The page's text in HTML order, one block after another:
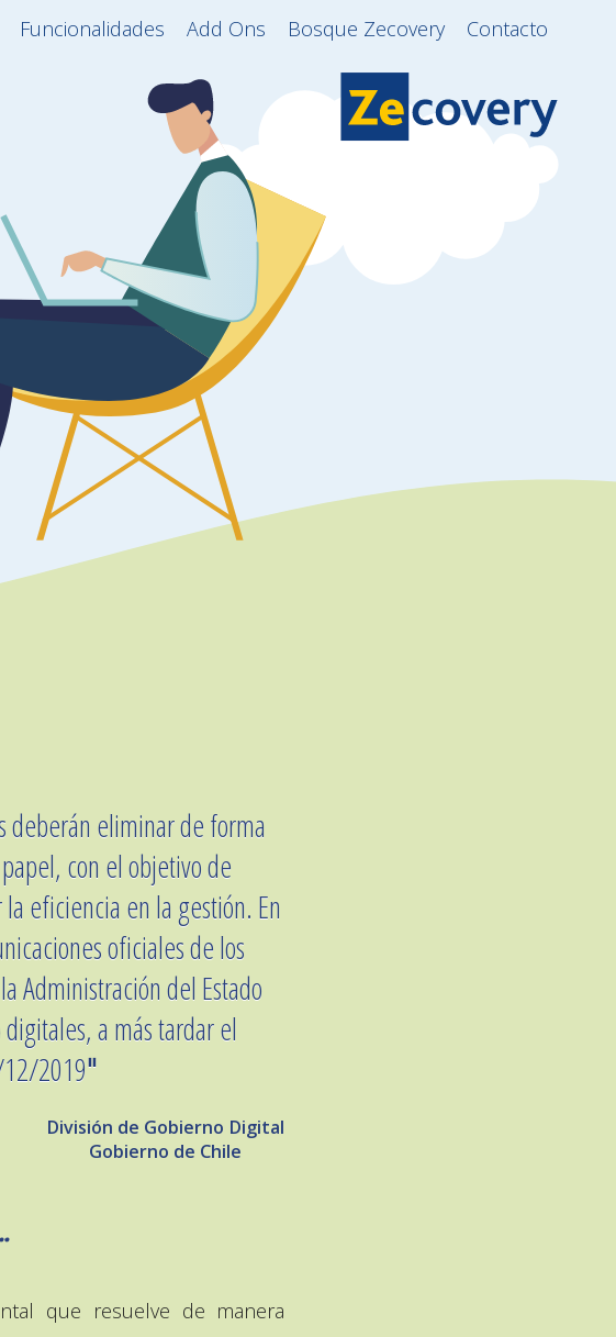
Funcionalidades Add Ons Bosque Zecovery Contacto
deberán eliminar de forma
con el objetivo de
eficiencia en la gestión. En
oficiales de los
Administración del Estado
a más tardar el
2019"
División de Gobierno Digital
Gobierno de Chile
que resuelve de manera